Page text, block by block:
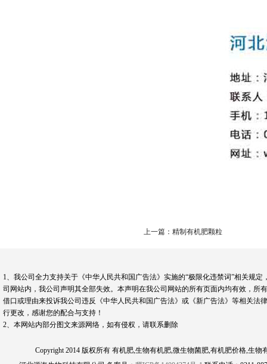
上一篇：精制有机肥颗粒
1、我公司全力支持关于《中华人民共和国广告法》实施的“极限化违禁词”相关规
司网站内，我公司声明其全部失效。本声明在我公司网站的所有页面内均有效，
借口或理由来投诉我公司违反《中华人民共和国广告法》或《新广告法》等相关
行更改，感谢您的配合与支持！
2、本网站内部分图文来源网络，如有侵权，请联系删除
Copyright 2014 版权所有 有机肥,生物有机肥,微生物菌肥,有机肥价格,生